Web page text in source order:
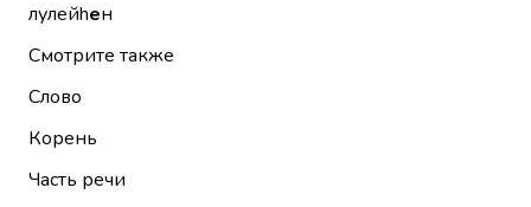
лулейhен
Смотрите также
Слово
Корень
Часть речи